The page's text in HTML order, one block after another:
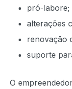
pró-labore;
alterações
renovação
suporte
O